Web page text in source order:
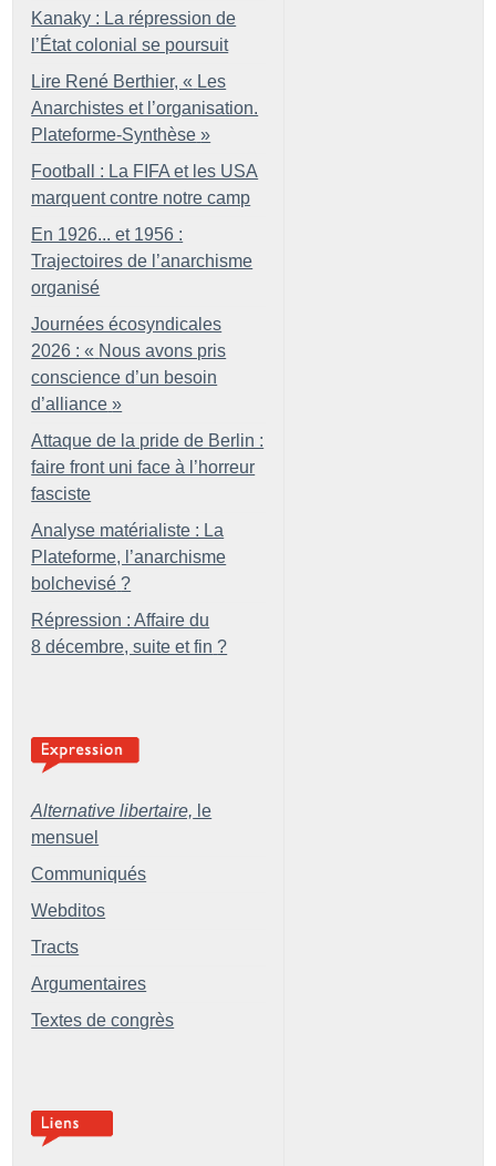
Kanaky : La répression de
l’État colonial se poursuit
Lire René Berthier, « Les
Anarchistes et l’organisation.
Plateforme-Synthèse »
Football : La FIFA et les USA
marquent contre notre camp
En 1926... et 1956 :
Trajectoires de l’anarchisme
organisé
Journées écosyndicales
2026 : « Nous avons pris
conscience d’un besoin
d’alliance »
Attaque de la pride de Berlin :
faire front uni face à l’horreur
fasciste
Analyse matérialiste : La
Plateforme, l’anarchisme
bolchevisé ?
Répression : Affaire du
8 décembre, suite et fin ?
Alternative libertaire, le
mensuel
Communiqués
Webditos
Tracts
Argumentaires
Textes de congrès